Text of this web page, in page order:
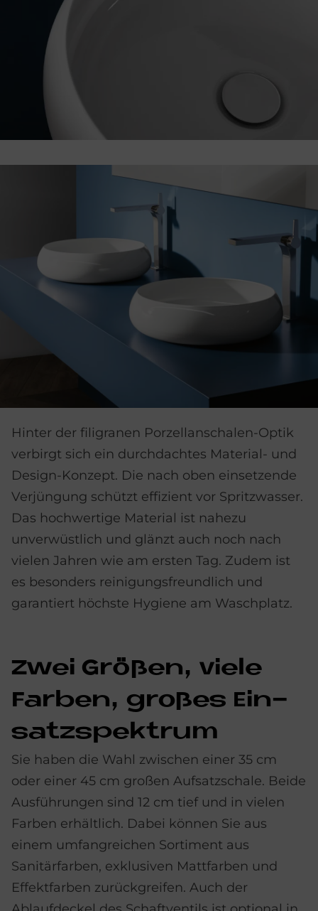
Hinter der filigranen Porzellanschalen-Optik
verbirgt sich ein durchdachtes Material- und
Design-Konzept. Die nach oben einsetzende
Verjüngung schützt effizient vor Spritzwasser.
Das hochwertige Material ist nahezu
unverwüstlich und glänzt auch noch nach
vielen Jahren wie am ersten Tag. Zudem ist
es besonders reinigungsfreundlich und
garantiert höchste Hygiene am Waschplatz.
Zwei Grö­ßen, vie­le
Far­ben, gro­ßes Ein­
satz­spek­trum
Sie haben die Wahl zwischen einer 35 cm
oder einer 45 cm großen Aufsatzschale. Beide
Ausführungen sind 12 cm tief und in vielen
Farben erhältlich. Dabei können Sie aus
einem umfangreichen Sortiment aus
Sanitärfarben, exklusiven Mattfarben und
Effektfarben zurückgreifen. Auch der